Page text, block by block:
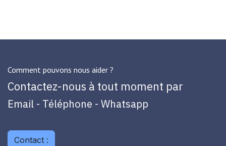
Comment pouvons nous aider ?
Contactez-nous à tout moment par
Email - Téléphone - Whatsapp
Contact :